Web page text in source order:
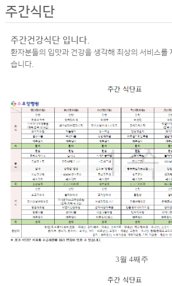
주간식단
주간건강식단 입니다.
환자분들의 입맛과 건강을 생각해 최상의 서비스를
습니다.
3월 4째주